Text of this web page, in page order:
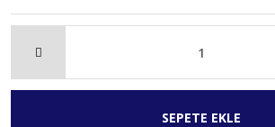
SEPETE EKLE